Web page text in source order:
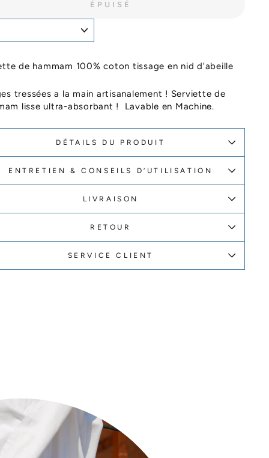
ÉPUISÉ
de hammam 100% coton tissage en nid d'abeille
tressées a la main artisanalement ! Serviette de
lisse ultra-absorbant ! Lavable en Machine.
DÉTAILS DU PRODUIT
ENTRETIEN & CONSEILS D’UTILISATION
LIVRAISON
RETOUR
SERVICE CLIENT